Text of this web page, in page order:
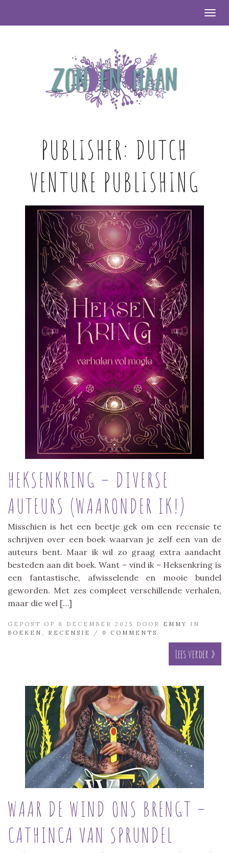
PUBLISHER: DUTCH
VENTURE PUBLISHING
HEKSENKRING – DIVERSE
AUTEURS (WAARONDER IK!)
Misschien is het een beetje gek om een recensie te
schrijven over een boek waarvan je zelf een van de
auteurs bent. Maar ik wil zo graag extra aandacht
besteden aan dit boek. Want – vind ik – Heksenkring is
een fantastische, afwisselende en mooie bundel
geworden. Met zes compleet verschillende verhalen,
maar die wel […]
GEPOST OP 8 DECEMBER 2025 DOOR EMMY
IN
BOEKEN , RECENSIE / 0 COMMENTS
Lees verder »
WAAR DE WIND ONS BRENGT –
CATHINCA VAN SPRUNDEL